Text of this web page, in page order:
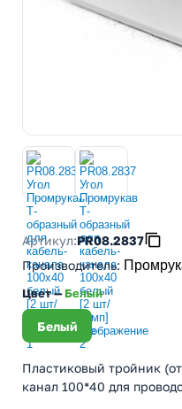
Артикул:PR08.2837
Производитель:
Цвет —Белый
Белый
Пластиковый тройник
канал 100*40 для